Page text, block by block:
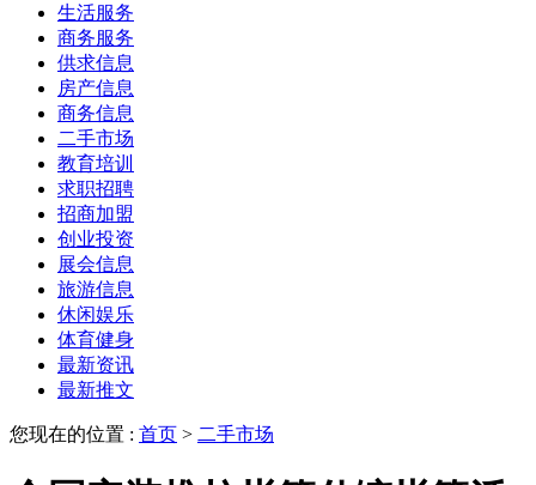
生活服务
商务服务
供求信息
房产信息
商务信息
二手市场
教育培训
求职招聘
招商加盟
创业投资
展会信息
旅游信息
休闲娱乐
体育健身
最新资讯
最新推文
您现在的位置 : 首页 > 二手市场